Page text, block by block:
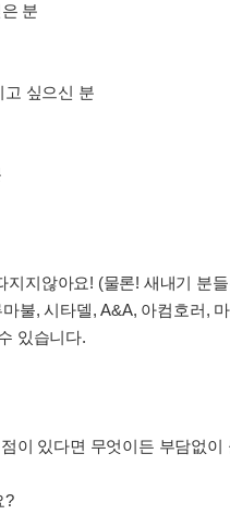
분
고 싶으신 분
지않아요! (물론! 새내기 분
불, 시타델, A&A, 아컴호러,
있습니다.
이 있다면 무엇이든 부담없이
?